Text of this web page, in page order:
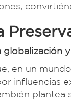
globalización
en un
influencias
plantea